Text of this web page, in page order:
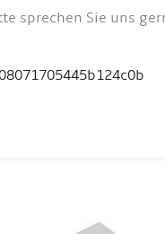
sprechen Sie uns